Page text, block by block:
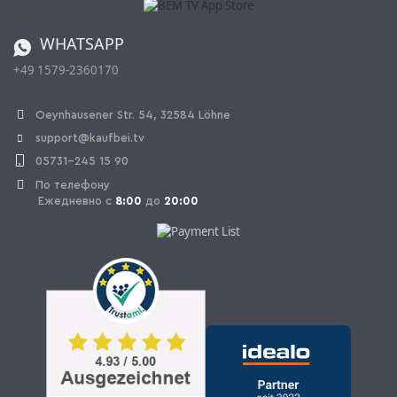
OPAL_WITHDRAW_LINK_TEXT
WHATSAPP
+49 1579-2360170
Oeynhausener Str. 54, 32584 Löhne
support@kaufbei.tv
05731-245 15 90
По телефону
Ежедневно с 8:00 до 20:00